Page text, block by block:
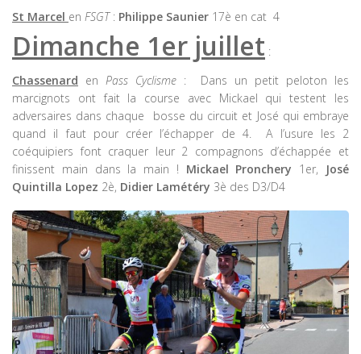
St Marcel en FSGT: Philippe Saunier 17è en cat 4
Dimanche 1er juillet :
Chassenard en Pass Cyclisme : Dans un petit peloton les
marcignots ont fait la course avec Mickael qui testent les
adversaires dans chaque bosse du circuit et José qui embraye
quand il faut pour créer l’échapper de 4. A l’usure les 2
coéquipiers font craquer leur 2 compagnons d’échappée et
finissent main dans la main ! Mickael Pronchery 1er,
José
Quintilla Lopez 2è, Didier Lamétéry 3è des D3/D4